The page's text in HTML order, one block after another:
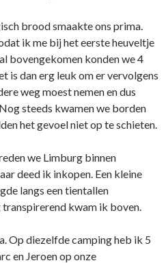
brood smaakte ons prima.
ik me bij het eerste heuveltje
bovengekomen konden we 4
is dan erg leuk om er vervolgens
weg moest nemen en dus
steeds kwamen we borden
het gevoel niet op te schieten.
we Limburg binnen
deed ik inkopen. Een kleine
langs een tientallen
kwam ik boven.
Op diezelfde camping heb ik 5
en Jeroen op onze